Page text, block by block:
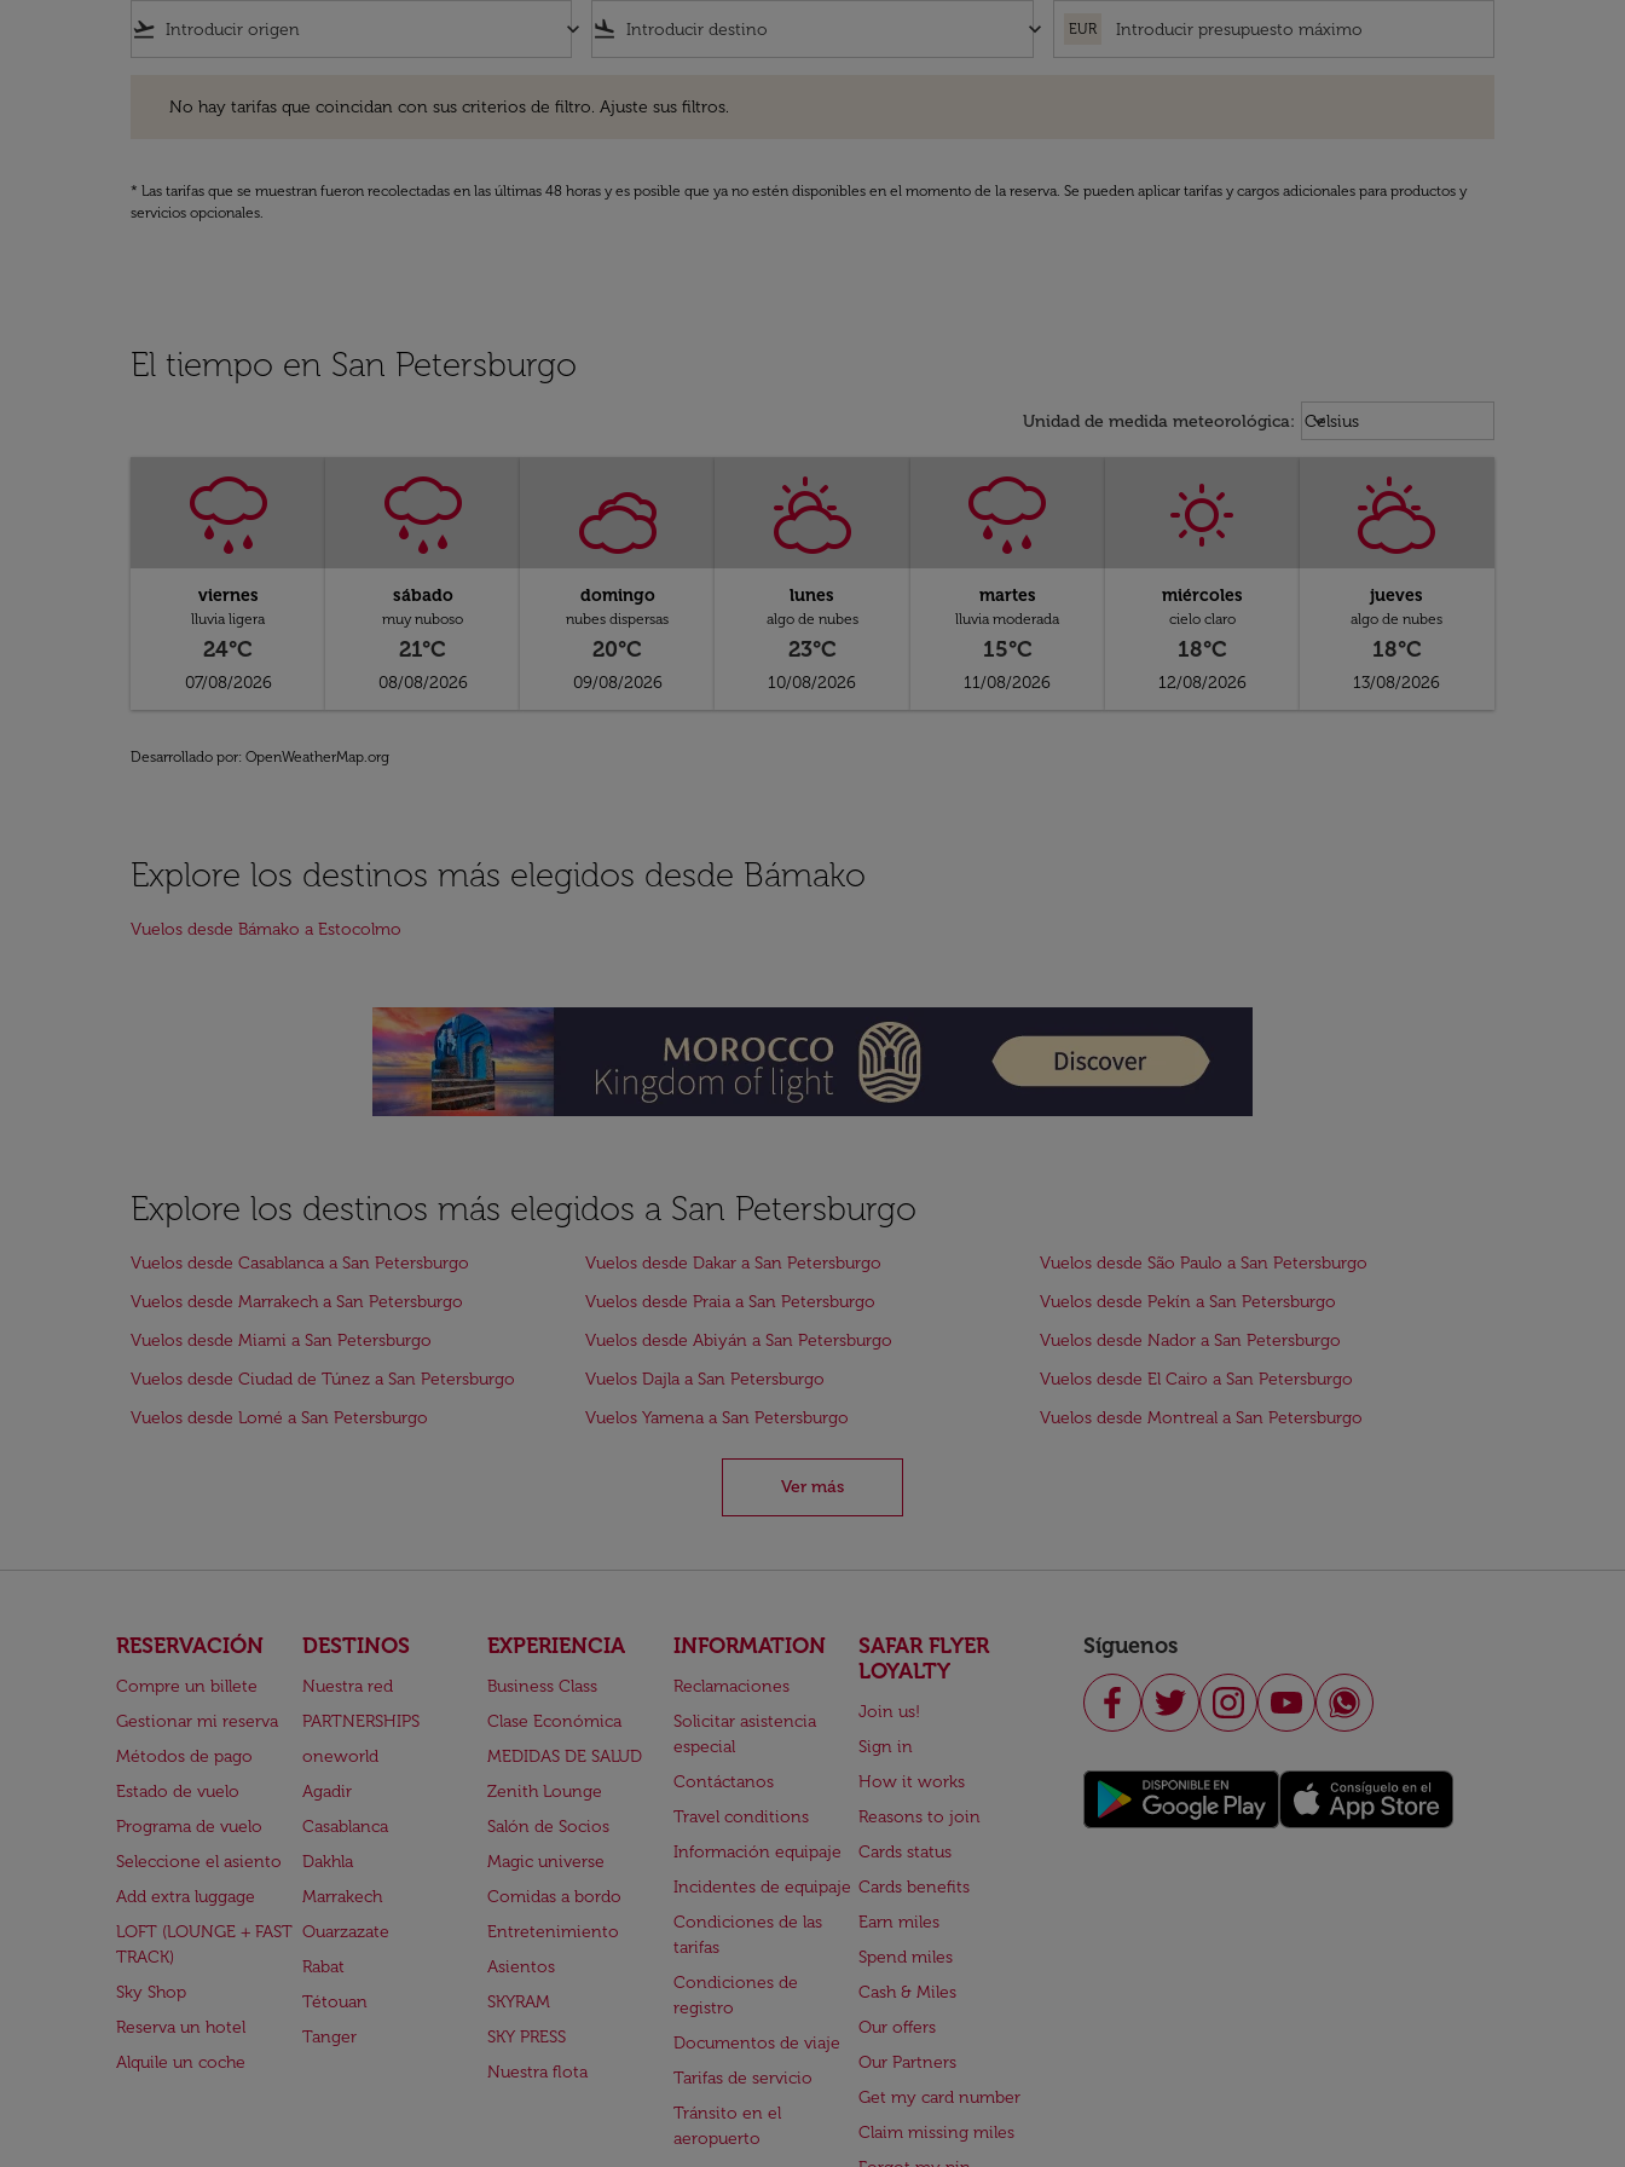
flight_takeoff keyboard_arrow_down flight_land keyboard_arrow_down EUR
No hay tarifas que coincidan con sus criterios de filtro. Ajuste sus filtros.
* Las tarifas que se muestran fueron recolectadas en las últimas 48 horas y es posible que ya no estén disponibles en el momento de la reserva. Se pueden aplicar tarifas y cargos adicionales para productos y
servicios opcionales.
El tiempo en San Petersburgo
Unidad de medida meteorológica: Weather unit option Celsius
Celsius
keyboard_arrow_down
viernes
lluvia ligera
24°C
07/08/2026
sábado
muy nuboso
21°C
08/08/2026
domingo
nubes dispersas
20°C
09/08/2026
lunes
algo de nubes
23°C
10/08/2026
martes
lluvia moderada
15°C
11/08/2026
miércoles
cielo claro
18°C
12/08/2026
jueves
algo de nubes
18°C
13/08/2026
Desarrollado por: OpenWeatherMap.org
Explore los destinos más elegidos desde Bámako
Vuelos desde Bámako a Estocolmo
Explore los destinos más elegidos a San Petersburgo
Vuelos desde Casablanca a San Petersburgo Vuelos desde Dakar a San Petersburgo
Vuelos desde São Paulo a San Petersburgo
Vuelos desde Marrakech a San Petersburgo
Vuelos desde Praia a San Petersburgo
Vuelos desde Pekín a San Petersburgo
Vuelos desde Miami a San Petersburgo
Vuelos desde Abiyán a San Petersburgo
Vuelos desde Nador a San Petersburgo
Vuelos desde Ciudad de Túnez a San Petersburgo
Vuelos Dajla a San Petersburgo
Vuelos desde El Cairo a San Petersburgo
Vuelos desde Lomé a San Petersburgo
Vuelos Yamena a San Petersburgo Vuelos desde Montreal a San Petersburgo
Ver más
RESERVACIÓN
Compre un billete
Gestionar mi reserva
Métodos de pago
Estado de vuelo
Programa de vuelo
Seleccione el asiento
Add extra luggage
LOFT (LOUNGE + FAST
TRACK)
Sky Shop
Reserva un hotel
Alquile un coche
DESTINOS
Nuestra red
PARTNERSHIPS
oneworld
Agadir
Casablanca
Dakhla
Marrakech
Ouarzazate
Rabat
Tétouan
Tanger
EXPERIENCIA
Business Class
Clase Económica
MEDIDAS DE SALUD
Zenith Lounge
Salón de Socios
Magic universe
Comidas a bordo
Entretenimiento
Asientos
SKYRAM
SKY PRESS
Nuestra flota
INFORMATION
Reclamaciones
Solicitar asistencia
especial
Contáctanos
Travel conditions
Información equipaje
Incidentes de equipaje
Condiciones de las
tarifas
Condiciones de
registro
Documentos de viaje
Tarifas de servicio
Tránsito en el
aeropuerto
SAFAR FLYER
LOYALTY
Join us!
Sign in
How it works
Reasons to join
Cards status
Cards benefits
Earn miles
Spend miles
Cash & Miles
Our offers
Our Partners
Get my card number
Claim missing miles
Síguenos